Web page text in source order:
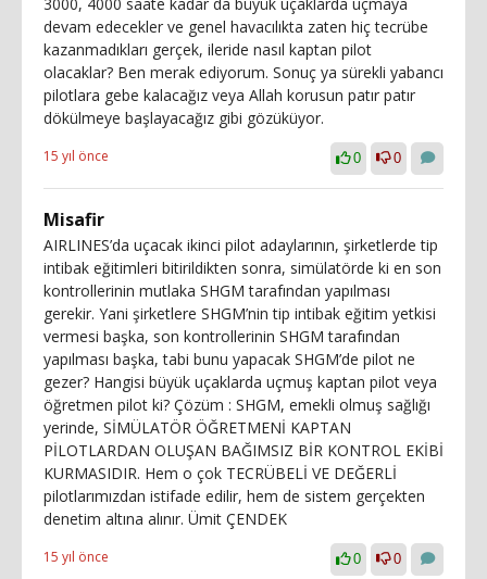
devam edecekler ve genel havacılıkta zaten hiç tecrübe
kazanmadıkları gerçek, ileride nasıl kaptan pilot
olacaklar? Ben merak ediyorum. Sonuç ya sürekli yabancı
pilotlara gebe kalacağız veya Allah korusun patır patır
dökülmeye başlayacağız gibi gözüküyor.
15 yıl önce 0 0
Misafir
AIRLINES’da uçacak ikinci pilot adaylarının, şirketlerde tip
intibak eğitimleri bitirildikten sonra, simülatörde ki en son
kontrollerinin mutlaka SHGM tarafından yapılması
gerekir. Yani şirketlere SHGM’nin tip intibak eğitim yetkisi
vermesi başka, son kontrollerinin SHGM tarafından
yapılması başka, tabi bunu yapacak SHGM’de pilot ne
gezer? Hangisi büyük uçaklarda uçmuş kaptan pilot veya
öğretmen pilot ki? Çözüm : SHGM, emekli olmuş sağlığı
yerinde, SİMÜLATÖR ÖĞRETMENİ KAPTAN
PİLOTLARDAN OLUŞAN BAĞIMSIZ BİR KONTROL EKİBİ
KURMASIDIR. Hem o çok TECRÜBELİ VE DEĞERLİ
pilotlarımızdan istifade edilir, hem de sistem gerçekten
denetim altına alınır. Ümit ÇENDEK
15 yıl önce 0 0